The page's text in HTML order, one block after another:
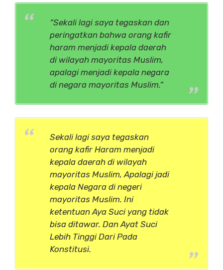
“Sekali lagi saya tegaskan dan
peringatkan bahwa orang kafir
haram menjadi kepala daerah
di wilayah mayoritas Muslim,
apalagi menjadi kepala negara
di negara mayoritas Muslim.”
Sekali lagi saya tegaskan
orang kafir Haram menjadi
kepala daerah di wilayah
mayoritas Muslim, Apalagi jadi
kepala Negara di negeri
mayoritas Muslim. Ini
ketentuan Aya Suci yang tidak
bisa ditawar. Dan Ayat Suci
Lebih Tinggi Dari Pada
Konstitusi.